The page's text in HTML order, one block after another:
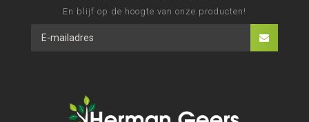
En blijf op de hoogte van onze producten!